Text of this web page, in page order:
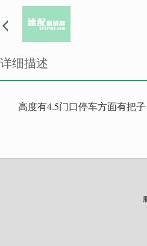
详细描述
高度有4.5门口停车方面有把